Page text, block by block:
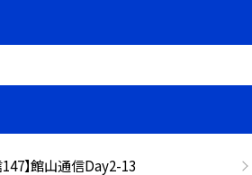
】館山通信Day2-13